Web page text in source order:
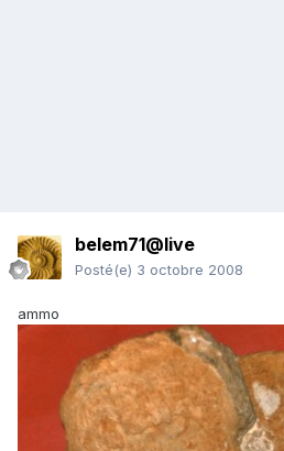
belem71@live
Posté(e) 3 octobre 2008
ammo